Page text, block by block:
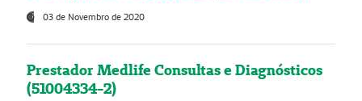
03 de Novembro de 2020
Prestador Medlife Consultas e Diagnósticos
(51004334-2)